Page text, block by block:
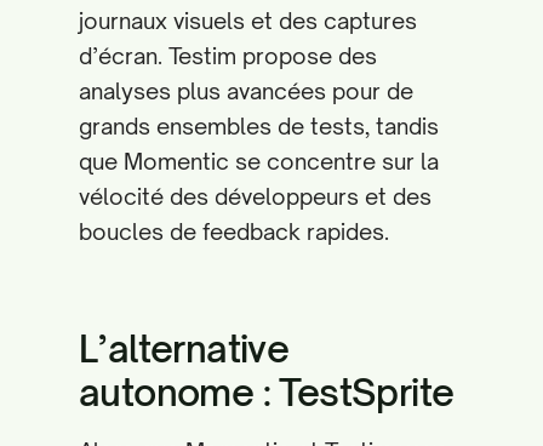
journaux visuels et des captures
d’écran. Testim propose des
analyses plus avancées pour de
grands ensembles de tests, tandis
que Momentic se concentre sur la
vélocité des développeurs et des
boucles de feedback rapides.
L’alternative
autonome : TestSprite